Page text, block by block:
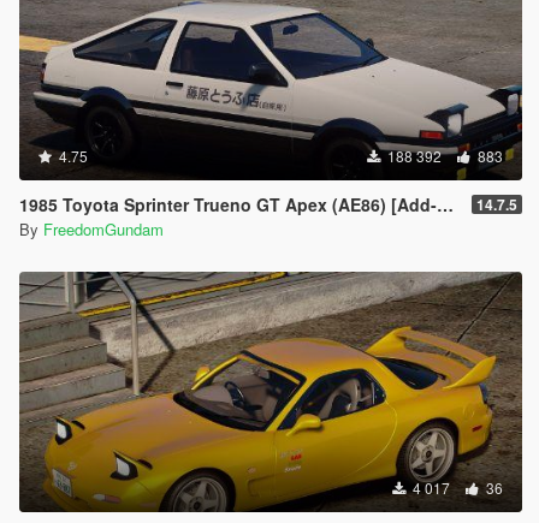
4.75 188 392 883
1985 Toyota Sprinter Trueno GT Apex (AE86) [Add-On | Tuning | Template | Livery | RHD | Pop-up Headlight] 14.7.5
By FreedomGundam
4 017 36